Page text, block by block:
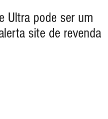
Ultra pode ser um
site de revenda